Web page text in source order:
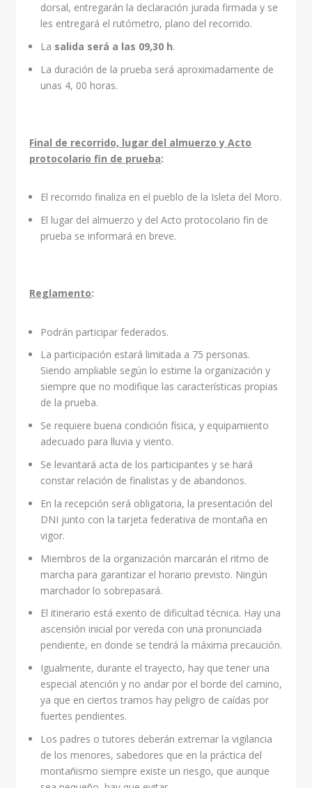
dorsal, entregarán la declaración jurada firmada y se
les entregará el rutómetro, plano del recorrido.
La salida será a las 09,30 h.
La duración de la prueba será aproximadamente de
unas 4, 00 horas.
Final de recorrido, lugar del almuerzo y Acto
protocolario fin de prueba:
El recorrido finaliza en el pueblo de la Isleta del Moro.
El lugar del almuerzo y del Acto protocolario fin de
prueba se informará en breve.
Reglamento:
Podrán participar federados.
La participación estará limitada a 75 personas.
Siendo ampliable según lo estime la organización y
siempre que no modifique las características propias
de la prueba.
Se requiere buena condición física, y equipamiento
adecuado para lluvia y viento.
Se levantará acta de los participantes y se hará
constar relación de finalistas y de abandonos.
En la recepción será obligatoria, la presentación del
DNI junto con la tarjeta federativa de montaña en
vigor.
Miembros de la organización marcarán el ritmo de
marcha para garantizar el horario previsto. Ningún
marchador lo sobrepasará.
El itinerario está exento de dificultad técnica. Hay una
ascensión inicial por vereda con una pronunciada
pendiente, en donde se tendrá la máxima precaución.
Igualmente, durante el trayecto, hay que tener una
especial atención y no andar por el borde del camino,
ya que en ciertos tramos hay peligro de caídas por
fuertes pendientes.
Los padres o tutores deberán extremar la vigilancia
de los menores, sabedores que en la práctica del
montañismo siempre existe un riesgo, que aunque